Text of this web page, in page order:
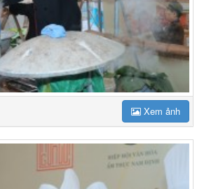
Xem ảnh